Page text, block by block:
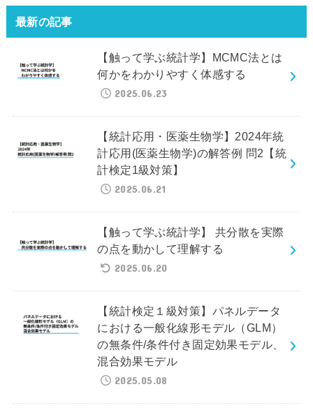
最新の記事
【触って学ぶ統計学】MCMC法とは
何かをわかりやすく体感する
2025.06.23
【統計応用・医薬生物学】2024年統
計応用(医薬生物学)の解答例 問2【統
計検定1級対策】
2025.06.21
【触って学ぶ統計学】 共分散を実際
の点を動かして理解する
2025.06.20
【統計検定１級対策】パネルデータ
における一般化線形モデル（GLM）
の無条件/条件付き固定効果モデル、
混合効果モデル
2025.05.08